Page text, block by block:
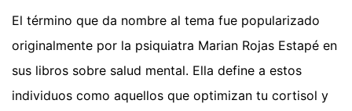
El término que da nombre al tema fue popularizado
originalmente por la psiquiatra Marian Rojas Estapé en
sus libros sobre salud mental. Ella define a estos
individuos como aquellos que optimizan tu cortisol y